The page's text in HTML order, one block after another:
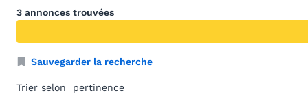
3 annonces trouvées
Sauvegarder la recherche
Trier selon